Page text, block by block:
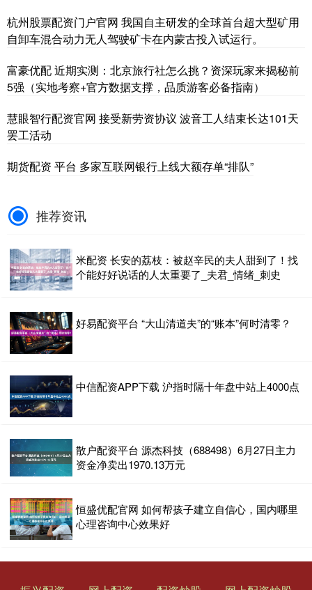
杭州股票配资门户官网 我国自主研发的全球首台超大型矿用
自卸车混合动力无人驾驶矿卡在内蒙古投入试运行。
富豪优配 近期实测：北京旅行社怎么挑？资深玩家来揭秘前
5强（实地考察+官方数据支撑，品质游客必备指南）
慧眼智行配资官网 接受新劳资协议 波音工人结束长达101天
罢工活动
期货配资 平台 多家互联网银行上线大额存单“排队”
推荐资讯
米配资 长安的荔枝：被赵辛民的夫人甜到了！找
个能好好说话的人太重要了_夫君_情绪_刺史
好易配资平台 “大山清道夫”的“账本”何时清零？
中信配资APP下载 沪指时隔十年盘中站上4000点
散户配资平台 源杰科技（688498）6月27日主力
资金净卖出1970.13万元
恒盛优配官网 如何帮孩子建立自信心，国内哪里
心理咨询中心效果好